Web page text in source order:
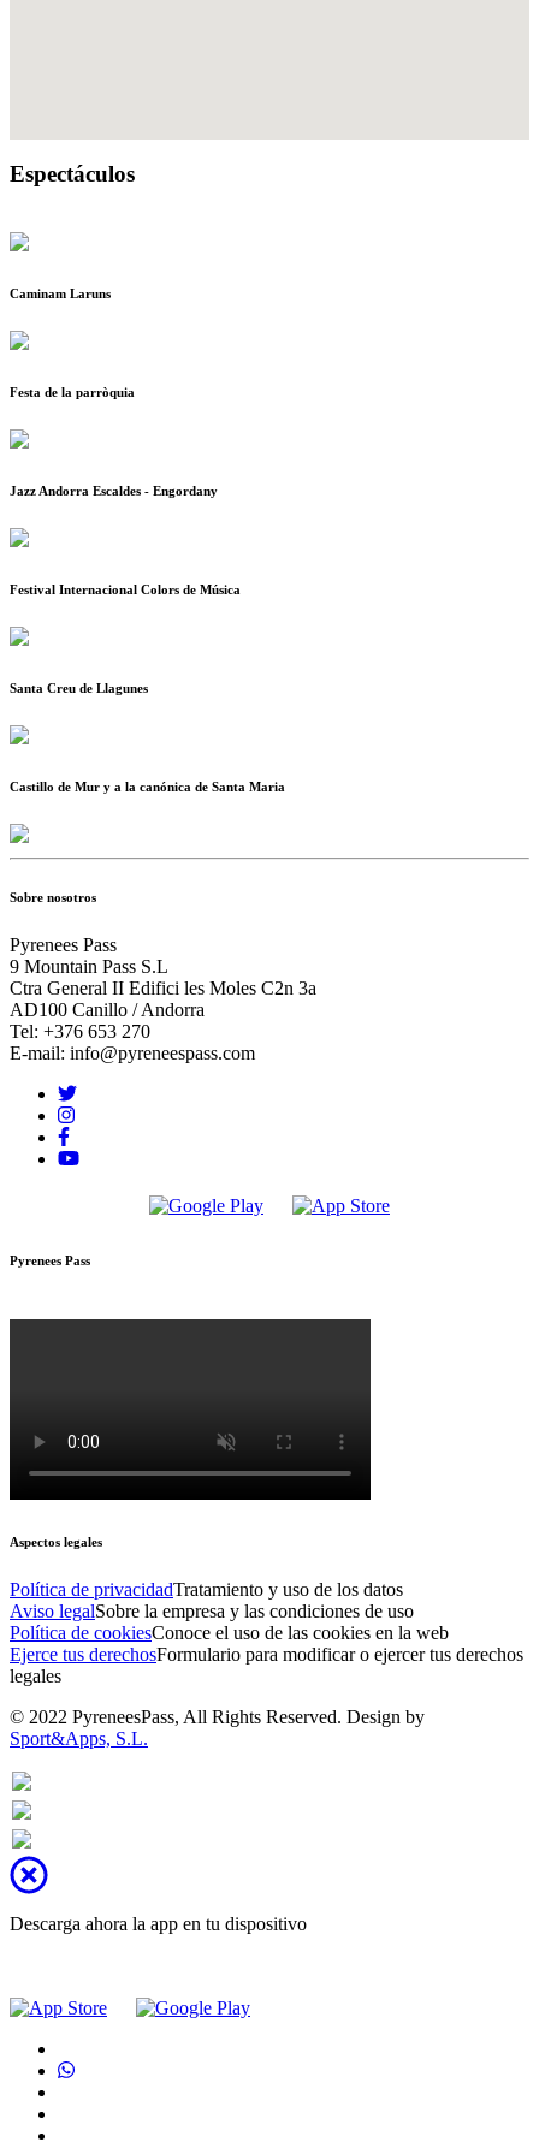
Espectáculos
Caminam Laruns
Festa de la parròquia
Jazz Andorra Escaldes - Engordany
Festival Internacional Colors de Música
Santa Creu de Llagunes
Castillo de Mur y a la canónica de Santa Maria
Sobre nosotros
Pyrenees Pass
9 Mountain Pass S.L
Ctra General II Edifici les Moles C2n 3a
AD100 Canillo / Andorra
Tel: +376 653 270
E-mail: info@pyreneespass.com
Pyrenees Pass
Aspectos legales
Política de privacidadTratamiento y uso de los datos
Aviso legalSobre la empresa y las condiciones de uso
Política de cookiesConoce el uso de las cookies en la web
Ejerce tus derechosFormulario para modificar o ejercer tus derechos
legales
© 2022 PyreneesPass, All Rights Reserved. Design by
Sport&Apps, S.L.
Descarga ahora la app en tu dispositivo